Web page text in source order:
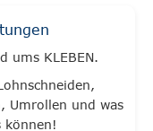
ums KLEBEN.
Umrollen und was
können!